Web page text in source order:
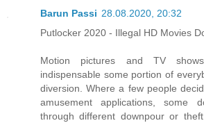
Barun Passi 28.08.2020, 20:32
Putlocker 2020 - Illegal HD Movies
Motion pictures and TV
indispensable some portion of
diversion. Where a few people
amusement applications, some
through different downpour or